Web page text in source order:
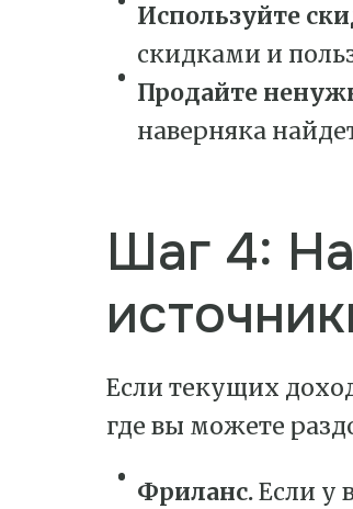
Используйте
скидками и
Продайте
наверняка
Шаг 4:
Если текущих
где вы можете
Фриланс.Если у